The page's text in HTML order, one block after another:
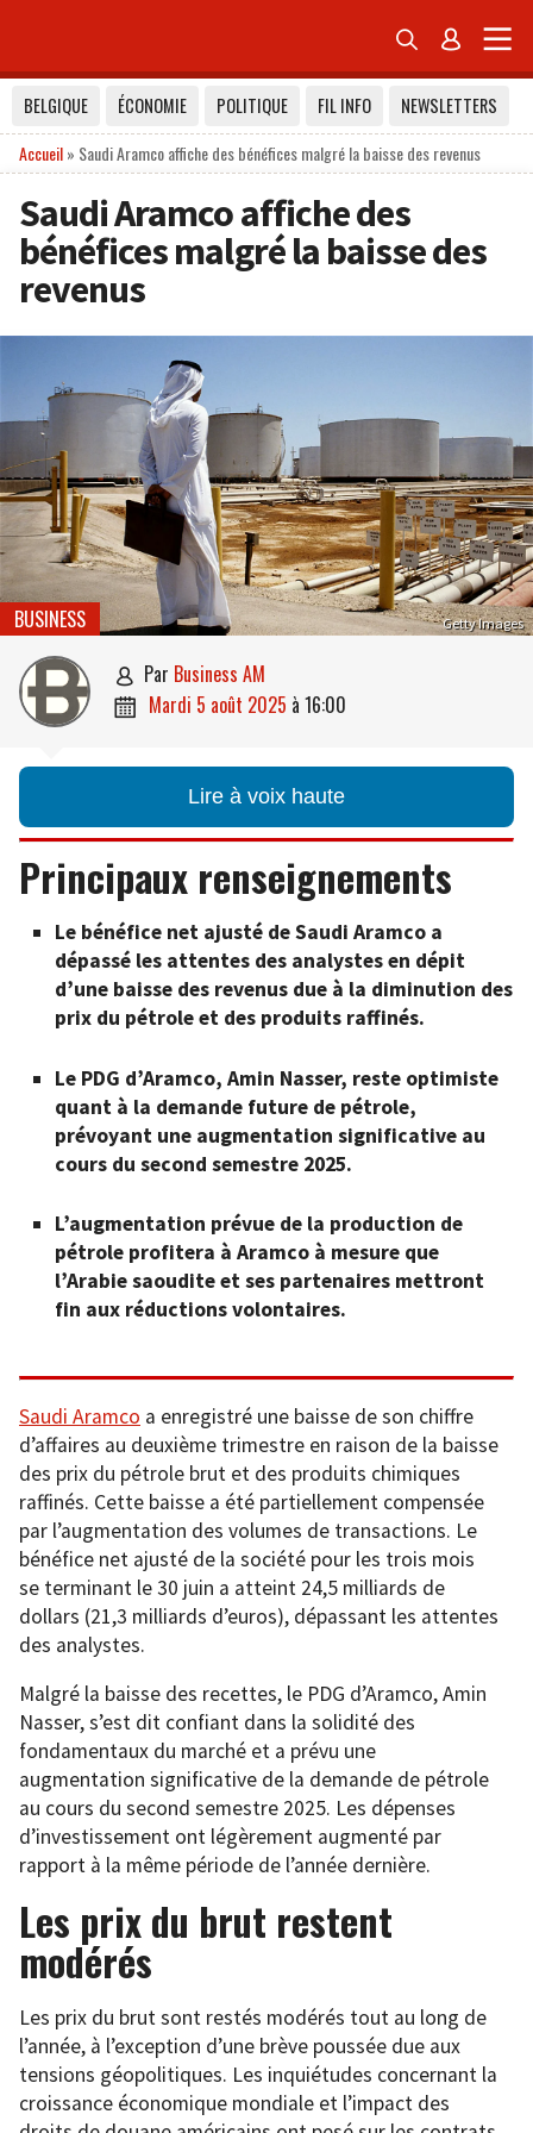
 
BELGIQUE ÉCONOMIE POLITIQUE FIL INFO
NEWSLETTERS
Accueil» Saudi Aramco affiche des bénéfices malgré la baisse des revenus
Saudi Aramco affiche des
bénéfices malgré la baisse des
revenus
Getty Images
BUSINESS
 par Business AM
 mardi 5 août 2025 à 16:00
Lire à voix haute
Principaux renseignements
Le bénéfice net ajusté de Saudi Aramco a
dépassé les attentes des analystes en dépit
d’une baisse des revenus due à la diminution des
prix du pétrole et des produits raffinés.
Le PDG d’Aramco, Amin Nasser, reste optimiste
quant à la demande future de pétrole,
prévoyant une augmentation significative au
cours du second semestre 2025.
L’augmentation prévue de la production de
pétrole profitera à Aramco à mesure que
l’Arabie saoudite et ses partenaires mettront
fin aux réductions volontaires.
Saudi Aramco a enregistré une baisse de son chiffre
d’affaires au deuxième trimestre en raison de la baisse
des prix du pétrole brut et des produits chimiques
raffinés. Cette baisse a été partiellement compensée
par l’augmentation des volumes de transactions. Le
bénéfice net ajusté de la société pour les trois mois
se terminant le 30 juin a atteint 24,5 milliards de
dollars (21,3 milliards d’euros), dépassant les attentes
des analystes.
Malgré la baisse des recettes, le PDG d’Aramco, Amin
Nasser, s’est dit confiant dans la solidité des
fondamentaux du marché et a prévu une
augmentation significative de la demande de pétrole
au cours du second semestre 2025. Les dépenses
d’investissement ont légèrement augmenté par
rapport à la même période de l’année dernière.
Les prix du brut restent
modérés
Les prix du brut sont restés modérés tout au long de
l’année, à l’exception d’une brève poussée due aux
tensions géopolitiques. Les inquiétudes concernant la
croissance économique mondiale et l’impact des